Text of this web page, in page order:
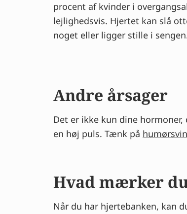
procent af kvinder i
lejlighedsvis. Hjertet kan slå
noget eller ligger stille i
Andre årsager
Det er ikke kun dine
en høj puls. Tænk på
Hvad mærker
Når du har hjertebanken, kan